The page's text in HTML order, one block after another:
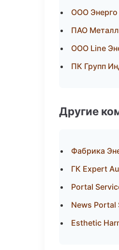
ООО
ПАО
ООО Line
ПК Групп
Другие
Фабрика
ГК Expert
Portal
News
Esthetic